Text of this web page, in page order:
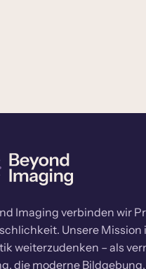
Imaging verbinden wir
Unsere Mission
weiterzudenken – als
die moderne